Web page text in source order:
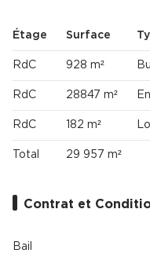
Étage Surface
RdC 928 m²
RdC 28847 m²
RdC 182 m²
Total 29 957 m²
Contrat et
Bail